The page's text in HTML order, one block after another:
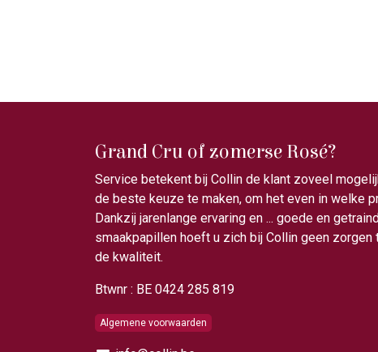
Grand Cru of zomerse Rosé?
Service betekent bij Collin de klant zoveel
de beste keuze te maken, om het even in welke
Dankzij jarenlange ervaring en ... goede en
smaakpapillen hoeft u zich bij Collin geen zorgen
de kwaliteit.
Btwnr : BE 0424 285 819
Algemene voorwaarden